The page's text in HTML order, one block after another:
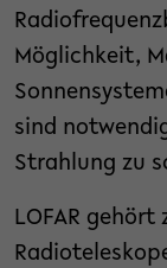
Möglichkeit,
sind
Strahlung zu
LOFAR